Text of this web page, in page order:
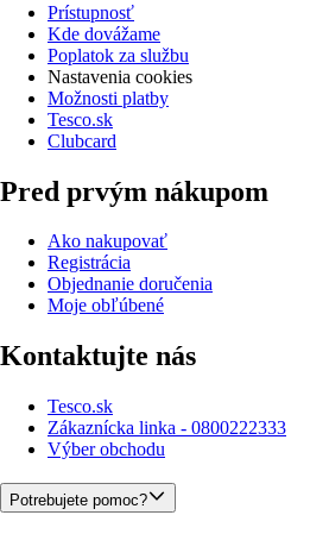
Prístupnosť
Kde dovážame
Poplatok za službu
Nastavenia cookies
Možnosti platby
Tesco.sk
Clubcard
Pred prvým nákupom
Ako nakupovať
Registrácia
Objednanie doručenia
Moje obľúbené
Kontaktujte nás
Tesco.sk
Zákaznícka linka - 0800222333
Výber obchodu
Potrebujete pomoc?